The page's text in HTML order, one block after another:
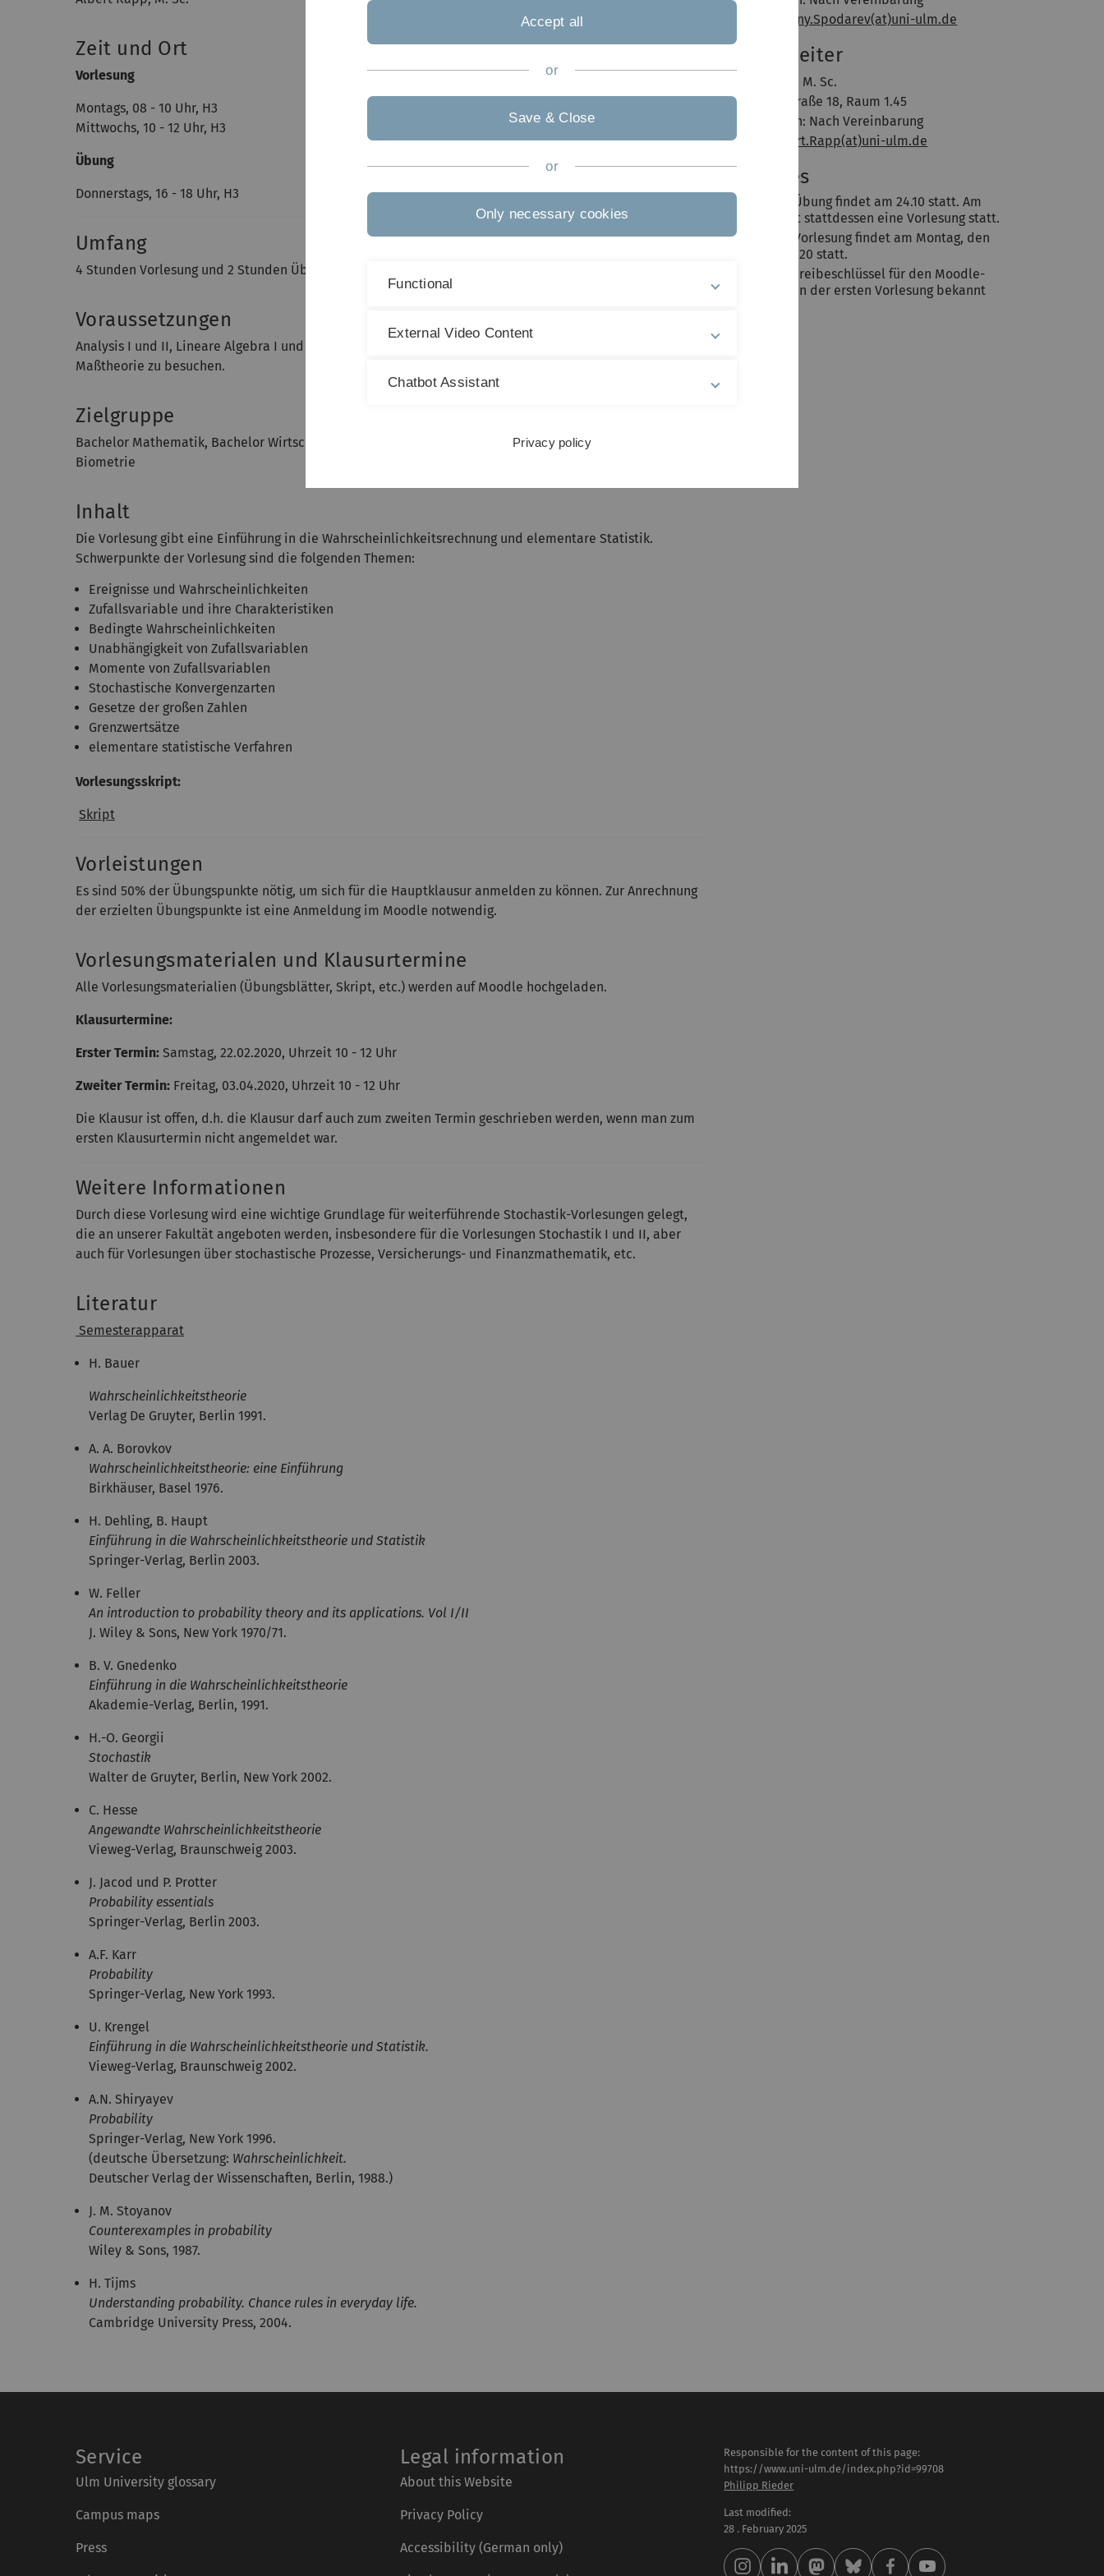
Zeit und Ort
Vorlesung
Montags, 08 - 10 Uhr, H3
Mittwochs, 10 - 12 Uhr, H3
Übung
Donnerstags, 16 - 18 Uhr, H3
Umfang
4 Stunden Vorlesung und 2 Stunden Übung
Voraussetzungen
Analysis I und II, Lineare Algebra I und II. Ferner empfiehlt sich es parallel zur Vorlesung die Vorlesung
Maßtheorie zu besuchen.
Zielgruppe
Bachelor Mathematik, Bachelor Wirtschaftsmathematik, Lehramt Mathematik, Bachelor Mathematische
Biometrie
Inhalt
Die Vorlesung gibt eine Einführung in die Wahrscheinlichkeitsrechnung und elementare Statistik.
Schwerpunkte der Vorlesung sind die folgenden Themen:
Ereignisse und Wahrscheinlichkeiten
Zufallsvariable und ihre Charakteristiken
Bedingte Wahrscheinlichkeiten
Unabhängigkeit von Zufallsvariablen
Momente von Zufallsvariablen
Stochastische Konvergenzarten
Gesetze der großen Zahlen
Grenzwertsätze
elementare statistische Verfahren
Vorlesungsskript:
Skript
Vorleistungen
Es sind 50% der Übungspunkte nötig, um sich für die Hauptklausur anmelden zu können. Zur Anrechnung
der erzielten Übungspunkte ist eine Anmeldung im Moodle notwendig.
Vorlesungsmaterialen und Klausurtermine
Alle Vorlesungsmaterialien (Übungsblätter, Skript, etc.) werden auf Moodle hochgeladen.
Klausurtermine:
Erster Termin: Samstag, 22.02.2020, Uhrzeit 10 - 12 Uhr
Zweiter Termin: Freitag, 03.04.2020, Uhrzeit 10 - 12 Uhr
Die Klausur ist offen, d.h. die Klausur darf auch zum zweiten Termin geschrieben werden, wenn man zum
ersten Klausurtermin nicht angemeldet war.
Weitere Informationen
Durch diese Vorlesung wird eine wichtige Grundlage für weiterführende Stochastik-Vorlesungen gelegt,
die an unserer Fakultät angeboten werden, insbesondere für die Vorlesungen Stochastik I und II, aber
auch für Vorlesungen über stochastische Prozesse, Versicherungs- und Finanzmathematik, etc.
Literatur
Semesterapparat
H. Bauer
Wahrscheinlichkeitstheorie
Verlag De Gruyter, Berlin 1991.
A. A. Borovkov
Wahrscheinlichkeitstheorie: eine Einführung
Birkhäuser, Basel 1976.
H. Dehling, B. Haupt
Einführung in die Wahrscheinlichkeitstheorie und Statistik
Springer-Verlag, Berlin 2003.
W. Feller
An introduction to probability theory and its applications. Vol I/II
J. Wiley & Sons, New York 1970/71.
B. V. Gnedenko
Einführung in die Wahrscheinlichkeitstheorie
Akademie-Verlag, Berlin, 1991.
H.-O. Georgii
Stochastik
Walter de Gruyter, Berlin, New York 2002.
C. Hesse
Angewandte Wahrscheinlichkeitstheorie
Vieweg-Verlag, Braunschweig 2003.
J. Jacod und P. Protter
Probability essentials
Springer-Verlag, Berlin 2003.
A.F. Karr
Probability
Springer-Verlag, New York 1993.
U. Krengel
Einführung in die Wahrscheinlichkeitstheorie und Statistik.
Vieweg-Verlag, Braunschweig 2002.
A.N. Shiryayev
Probability
Springer-Verlag, New York 1996.
(deutsche Übersetzung: Wahrscheinlichkeit.
Deutscher Verlag der Wissenschaften, Berlin, 1988.)
J. M. Stoyanov
Counterexamples in probability
Wiley & Sons, 1987.
H. Tijms
Understanding probability. Chance rules in everyday life.
Cambridge University Press, 2004.
Evgeny.Spodarev(at)uni-ulm.de
Übungsleiter
Albert Rapp, M. Sc.
Helmholtzstraße 18, Raum 1.45
Sprechzeiten: Nach Vereinbarung
E-Mail:
Albert.Rapp(at)uni-ulm.de
Aktuelles
Die erste Übung findet am 24.10 statt. Am
17.10 findet stattdessen eine Vorlesung statt.
Die erste Vorlesung findet am Montag, den
14.10, im H20 statt.
Der Einschreibeschlüssel für den Moodle-
Kurs wird in der ersten Vorlesung bekannt
Service
Ulm University glossary
Campus maps
Press
Legal information
About this Website
Privacy Policy
Accessibility (German only)
Responsible for the content of this page:
https://www.uni-ulm.de/index.php?id=99708
Philipp Rieder
Last modified:
28 . February 2025
Accept all
or
Save & Close
or
Only necessary cookies
Functional
External Video Content
Chatbot Assistant
Privacy policy